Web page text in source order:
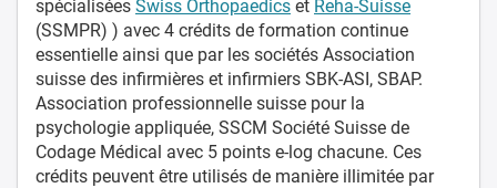
spécialisées Swiss Orthopaedics et Reha-Suisse
(SSMPR) ) avec 4 crédits de formation continue
essentielle ainsi que par les sociétés Association
suisse des infirmières et infirmiers SBK-ASI, SBAP.
Association professionnelle suisse pour la
psychologie appliquée, SSCM Société Suisse de
Codage Médical avec 5 points e-log chacune. Ces
crédits peuvent être utilisés de manière illimitée par